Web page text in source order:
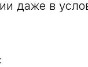
даже в